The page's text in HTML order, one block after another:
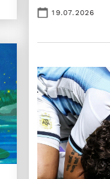
19.07.2026